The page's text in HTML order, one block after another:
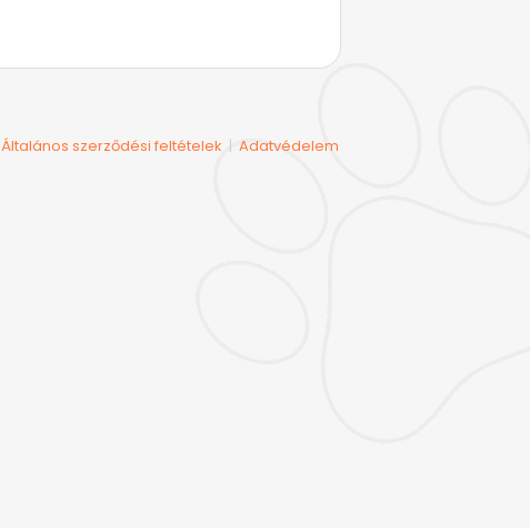
Általános szerződési feltételek Adatvédelem